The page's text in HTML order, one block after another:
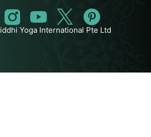
Yoga International Pte Ltd